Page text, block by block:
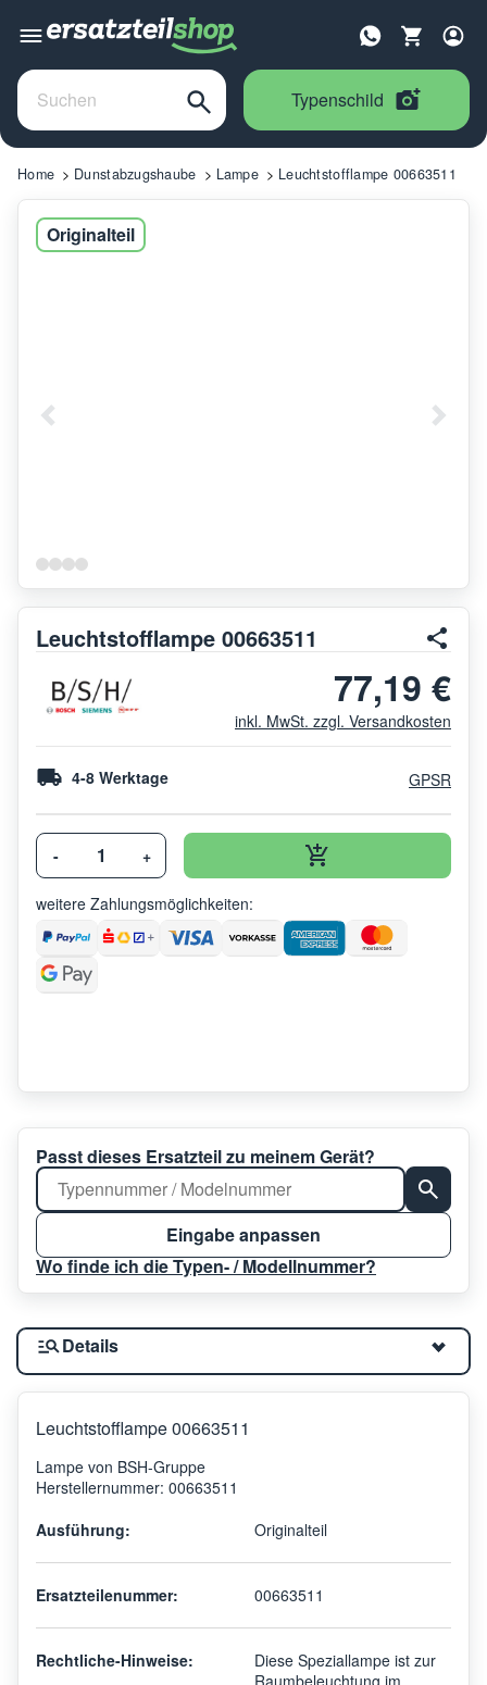
Typenschild
Home Dunstabzugshaube Lampe Leuchtstofflampe 00663511
Originalteil
Leuchtstofflampe 00663511
77,19 €
inkl. MwSt. zzgl. Versandkosten
4-8 Werktage GPSR
- +
weitere Zahlungsmöglichkeiten:
Passt dieses Ersatzteil zu meinem Gerät?
Eingabe anpassen
Wo finde ich die Typen- / Modellnummer?
Details
Leuchtstofflampe 00663511
Lampe von BSH-Gruppe
Herstellernummer: 00663511
Ausführung:
Originalteil
Ersatzteilenummer: 00663511
Rechtliche-Hinweise:
Diese Speziallampe ist zur
Raumbeleuchtung im